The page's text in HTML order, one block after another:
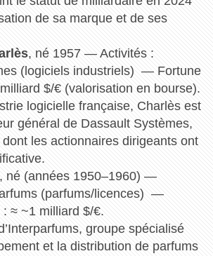
de sa marque et de ses
, né 1957 — Activités :
(logiciels industriels) — Fortune
$/€ (valorisation en bourse).
logicielle française, Charlès est
général de Dassault Systèmes,
les actionnaires dirigeants ont
né (années 1950–1960) —
(parfums/licences) —
≈ ~1 milliard $/€.
groupe spécialisé
et la distribution de parfums